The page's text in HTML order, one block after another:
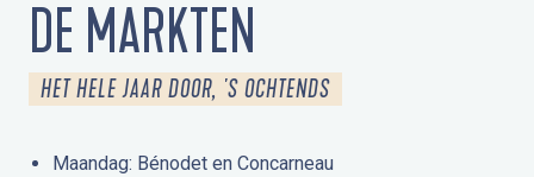
DE MARKTEN
HET HELE JAAR DOOR, 'S OCHTENDS
Maandag: Bénodet en Concarneau